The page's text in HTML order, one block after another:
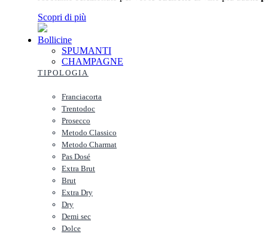
Scopri di più
Bollicine
SPUMANTI
CHAMPAGNE
TIPOLOGIA
Franciacorta
Trentodoc
Prosecco
Metodo Classico
Metodo Charmat
Pas Dosé
Extra Brut
Brut
Extra Dry
Dry
Demi sec
Dolce